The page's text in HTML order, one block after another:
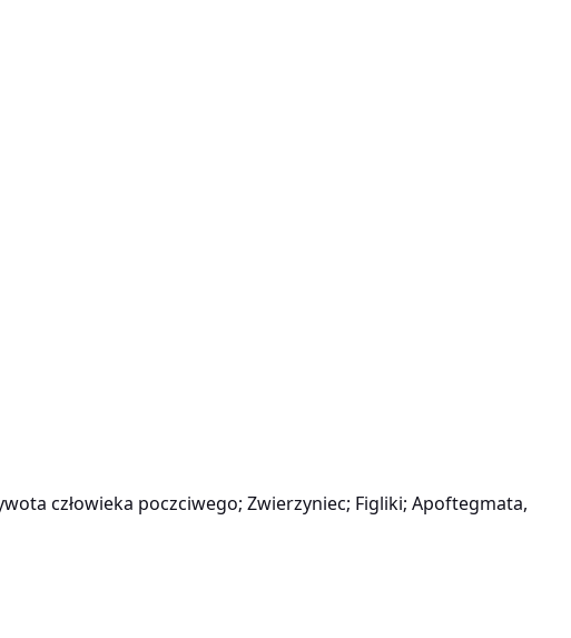
człowieka poczciwego; Zwierzyniec; Figliki; Apoftegmata,